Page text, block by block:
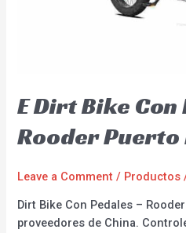
E Dirt Bike Con
Rooder Puerto
Leave a Comment / Productos
Dirt Bike Con Pedales –
proveedores de China.